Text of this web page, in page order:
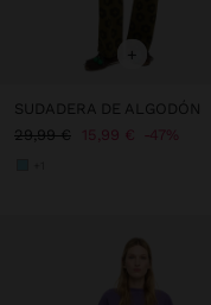
+
SUDADERA DE ALGODÓN
29,99 €
15,99 € 47%